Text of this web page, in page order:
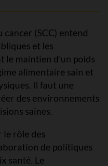
cancer (SCC) entend
et les
le maintien d’un poids
alimentaire sain et
Il faut une
des environnements
saines.
le rôle des
de politiques
santé. Le